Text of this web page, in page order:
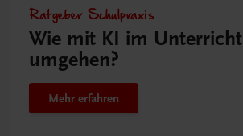
Ratgeber Schulpraxis
Wie mit KI im Unterricht
umgehen?
Mehr erfahren